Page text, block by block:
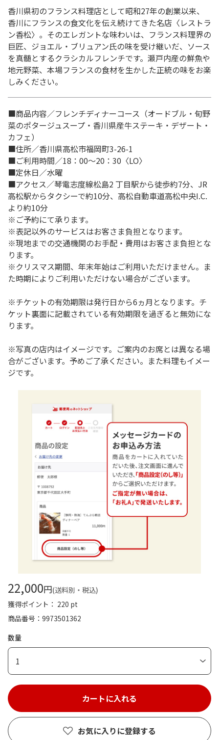
香川県初のフランス料理店として昭和27年の創業以来、
香川にフランスの食文化を伝え続けてきた名店〈レストラ
ン香松〉。そのエレガントな味わいは、フランス料理界の
巨匠、ジョエル・ブリュアン氏の味を受け継いだ、ソース
を真髄とするクラシカルフレンチです。瀬戸内産の鮮魚や
地元野菜、本場フランスの食材を生かした正統の味をお楽
しみください。
■商品内容／フレンチディナーコース（オードブル・旬野
菜のポタージュスープ・香川県産牛ステーキ・デザート・
カフェ）
■住所／香川県高松市福岡町3-26-1
■ご利用時間／18：00～20：30〈LO〉
■定休日／水曜
■アクセス／琴電志度線松島2 丁目駅から徒歩約7分、JR
高松駅からタクシーで約10分、高松自動車道高松中央I.C.
より約10分
※ご予約にて承ります。
※表記以外のサービスはお客さま負担となります。
※現地までの交通機関のお手配・費用はお客さま負担とな
ります。
※クリスマス期間、年末年始はご利用いただけません。ま
た時期によりご利用いただけない場合がございます。
※チケットの有効期限は発行日から6ヵ月となります。チ
ケット裏面に記載されている有効期限を過ぎると無効にな
ります。
※写真の店内はイメージです。ご案内のお席とは異なる場
合がございます。予めご了承ください。また料理もイメー
ジです。
22,000円(送料別・税込)
獲得ポイント： 220 pt
商品番号
9973501362
数量
1
お気に入りに登録する